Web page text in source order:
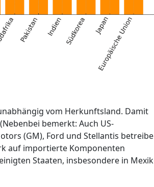
vom Herkunftsland. Damit
bemerkt: Auch US-
(GM), Ford und Stellantis
auf importierte Komponenten
Staaten, insbesondere in